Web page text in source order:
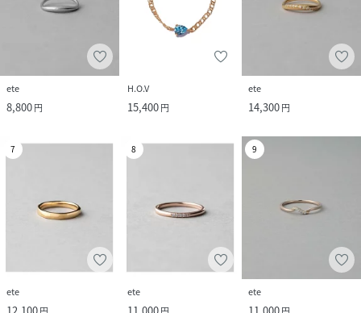
ete
8,800円
H.O.V
15,400円
ete
14,300円
7
ete
8
ete
9
ete